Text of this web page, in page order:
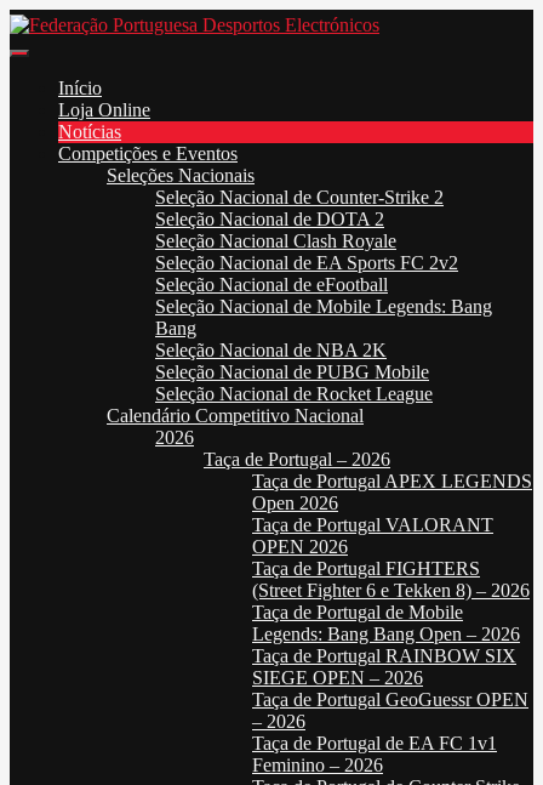
Skip
to
Início
Loja Online
Notícias
Competições e Eventos
Seleções Nacionais
Seleção Nacional de Counter-Strike 2
Seleção Nacional de DOTA 2
Seleção Nacional Clash Royale
Seleção Nacional de EA Sports FC 2v2
Seleção Nacional de eFootball
Seleção Nacional de Mobile Legends: Bang
Bang
Seleção Nacional de NBA 2K
Seleção Nacional de PUBG Mobile
Seleção Nacional de Rocket League
Calendário Competitivo Nacional
2026
Taça de Portugal – 2026
Taça de Portugal APEX LEGENDS
Open 2026
Taça de Portugal VALORANT
OPEN 2026
Taça de Portugal FIGHTERS
(Street Fighter 6 e Tekken 8) – 2026
Taça de Portugal de Mobile
Legends: Bang Bang Open – 2026
Taça de Portugal RAINBOW SIX
SIEGE OPEN – 2026
Taça de Portugal GeoGuessr OPEN
– 2026
Taça de Portugal de EA FC 1v1
Feminino – 2026